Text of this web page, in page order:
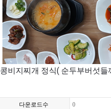
콩비지찌개 정식( 순두부버섯
다운로드수 0